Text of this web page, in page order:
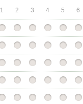
1 2 3 4 5 6